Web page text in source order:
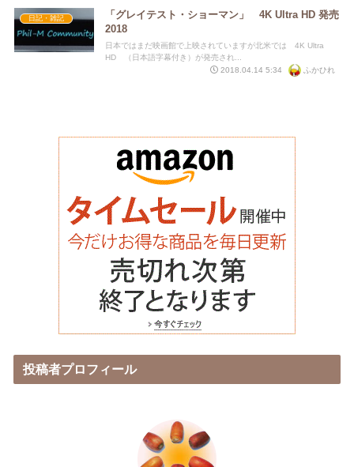
日記・雑記
「グレイテスト・ショーマン」 4K Ultra HD 発売
2018
日本ではまだ映画館で上映されていますが北米では 4K Ultra
HD （日本語字幕付き）が発売され...
2018.04.14 5:34
ふかひれ
投稿者プロフィール